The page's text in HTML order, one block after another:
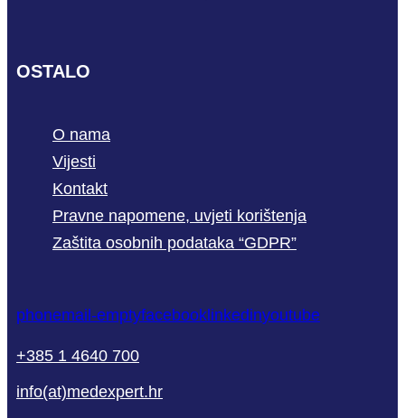
OSTALO
O nama
Vijesti
Kontakt
Pravne napomene, uvjeti korištenja
Zaštita osobnih podataka “GDPR”
phonemail-emptyfacebook linkedinyoutube
+385 1 4640 700
info(at)medexpert.hr